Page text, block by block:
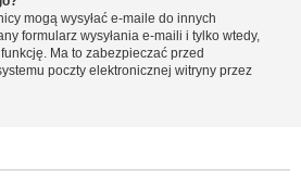
mogą wysyłać e-maile do innych
formularz wysyłania e-maili i tylko wtedy,
Ma to zabezpieczać przed
poczty elektronicznej witryny przez